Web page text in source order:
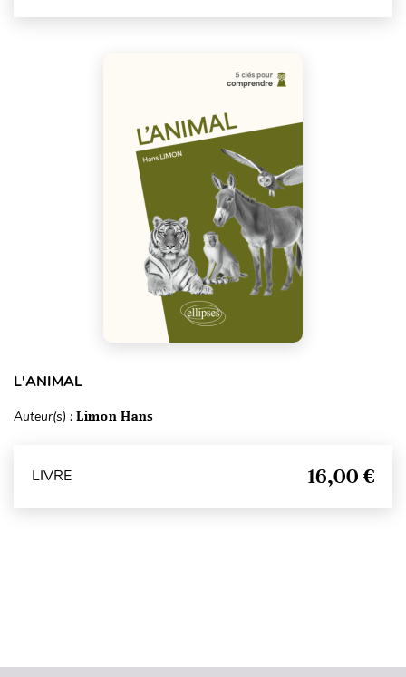
L'ANIMAL
Auteur(s) : Limon Hans
LIVRE 16,00 €